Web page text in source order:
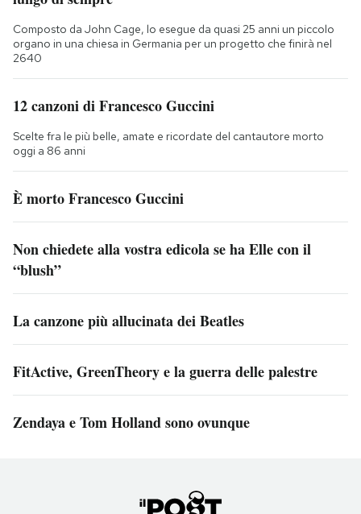
Composto da John Cage, lo esegue da quasi 25 anni un piccolo
organo in una chiesa in Germania per un progetto che finirà nel
2640
12 canzoni di Francesco Guccini
Scelte fra le più belle, amate e ricordate del cantautore morto
oggi a 86 anni
È morto Francesco Guccini
Non chiedete alla vostra edicola se ha Elle con il
“blush”
La canzone più allucinata dei Beatles
FitActive, GreenTheory e la guerra delle palestre
Zendaya e Tom Holland sono ovunque